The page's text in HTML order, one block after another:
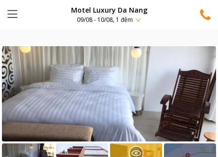
Motel Luxury Da Nang
09/08 - 10/08, 1 đêm